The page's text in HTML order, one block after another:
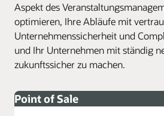
Aspekt des
optimieren, Ihre Abläufe mit
Unternehmenssicherheit und
und Ihr Unternehmen mit ständig
zukunftssicher zu machen.
Point of Sale